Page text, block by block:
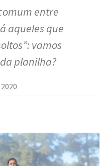
entre
aqueles que
vamos
planilha?